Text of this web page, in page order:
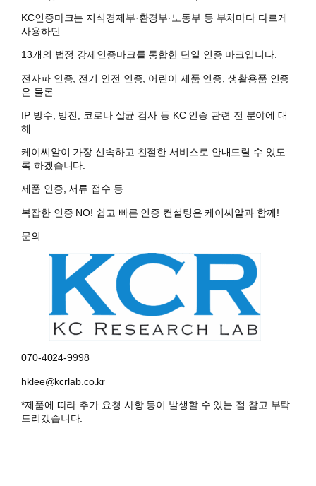
KC인증마크는 지식경제부·환경부·노동부 등 부처마다 다르게
사용하던
13개의 법정 강제인증마크를 통합한 단일 인증 마크입니다.
전자파 인증, 전기 안전 인증, 어린이 제품 인증, 생활용품 인증
은 물론
IP 방수, 방진, 코로나 살균 검사 등 KC 인증 관련 전 분야에 대
해
케이씨알이 가장 신속하고 친절한 서비스로 안내드릴 수 있도
록 하겠습니다.
제품 인증, 서류 접수 등
복잡한 인증 NO! 쉽고 빠른 인증 컨설팅은 케이씨알과 함께!
문의:
070-4024-9998
hklee@kcrlab.co.kr
*제품에 따라 추가 요청 사항 등이 발생할 수 있는 점 참고 부탁
드리겠습니다.